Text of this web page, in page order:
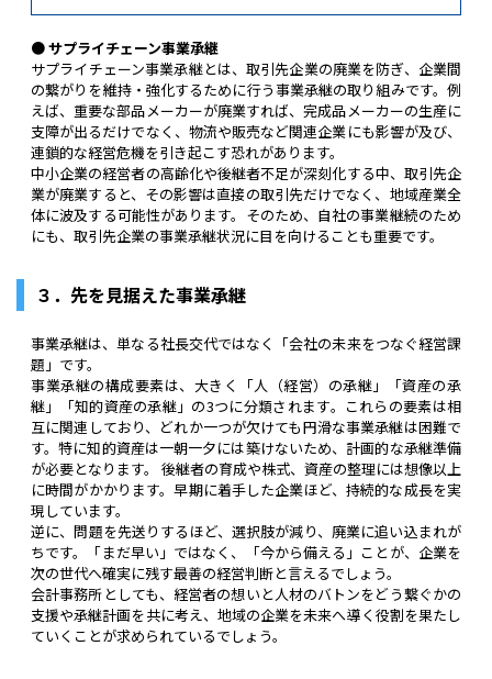
● サプライチェーン事業承継
サプライチェーン事業承継とは、取引先企業の廃業を防ぎ、企業間
の繋がりを維持・強化するために行う事業承継の取り組みです。例
えば、重要な部品メーカーが廃業すれば、完成品メーカーの生産に
支障が出るだけでなく、物流や販売など関連企業にも影響が及び、
連鎖的な経営危機を引き起こす恐れがあります。
中小企業の経営者の高齢化や後継者不足が深刻化する中、取引先企
業が廃業すると、その影響は直接の取引先だけでなく、地域産業全
体に波及する可能性があります。そのため、自社の事業継続のため
にも、取引先企業の事業承継状況に目を向けることも重要です。
３．先を見据えた事業承継
事業承継は、単なる社長交代ではなく「会社の未来をつなぐ経営課
題」です。
事業承継の構成要素は、大きく「人（経営）の承継」「資産の承
継」「知的資産の承継」の3つに分類されます。これらの要素は相
互に関連しており、どれか一つが欠けても円滑な事業承継は困難で
す。特に知的資産は一朝一夕には築けないため、計画的な承継準備
が必要となります。 後継者の育成や株式、資産の整理には想像以上
に時間がかかります。早期に着手した企業ほど、持続的な成長を実
現しています。
逆に、問題を先送りするほど、選択肢が減り、廃業に追い込まれが
ちです。「まだ早い」ではなく、「今から備える」ことが、企業を
次の世代へ確実に残す最善の経営判断と言えるでしょう。
会計事務所としても、経営者の想いと人材のバトンをどう繋ぐかの
支援や承継計画を共に考え、地域の企業を未来へ導く役割を果たし
ていくことが求められているでしょう。